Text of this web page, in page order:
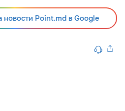
Point.md в Google